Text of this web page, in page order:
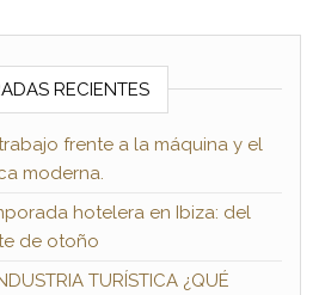
RECIENTES
frente a la máquina y el
moderna.
hotelera en Ibiza: del
de otoño
TURÍSTICA ¿QUÉ